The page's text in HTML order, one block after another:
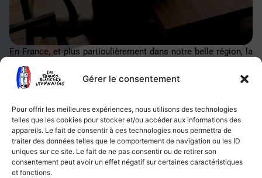
Gérer le consentement
Pour offrir les meilleures expériences, nous utilisons des technologies
telles que les cookies pour stocker et/ou accéder aux informations des
appareils. Le fait de consentir à ces technologies nous permettra de
traiter des données telles que le comportement de navigation ou les ID
uniques sur ce site. Le fait de ne pas consentir ou de retirer son
consentement peut avoir un effet négatif sur certaines caractéristiques
et fonctions.
En France, et plus particulièrement dans notre belle région, la
gastronomie fait partie intégrante de notre culture, de notre
ADN. Pour les hommes de goût que sont les chefs, en
transmettre les saveurs et les traditions est, au-delà d’un
établissements comme à travers les actions de notre
association des Toques Blanches Lyonnaises.
L’art culinaire nous a été transmis de génération en
génération. Moi-même, je suis le digne successeur d’une